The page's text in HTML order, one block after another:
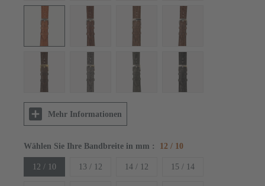
Mehr Informationen
Wählen Sie Ihre Bandbreite in mm : 12 / 10
12 / 10 13 / 12 14 / 12 15 / 14